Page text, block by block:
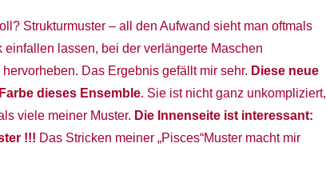
Strukturmuster – all den Aufwand sieht man oftmals
lassen, bei der verlängerte Maschen
Das Ergebnis gefällt mir sehr. Diese neue
dieses Ensemble. Sie ist nicht ganz unkompliziert,
viele meiner Muster. Die Innenseite ist interessant:
!!! Das Stricken meiner „Pisces“Muster macht mir